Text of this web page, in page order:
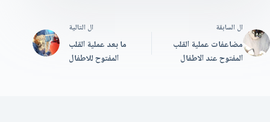
ال السابقة
مضاعفات عملية القلب
المفتوح عند الاطفال
ال التالية
ما بعد عملية القلب
المفتوح للاطفال